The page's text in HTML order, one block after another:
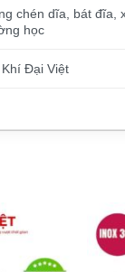
chén dĩa, bát đĩa,
học
Đại Việt